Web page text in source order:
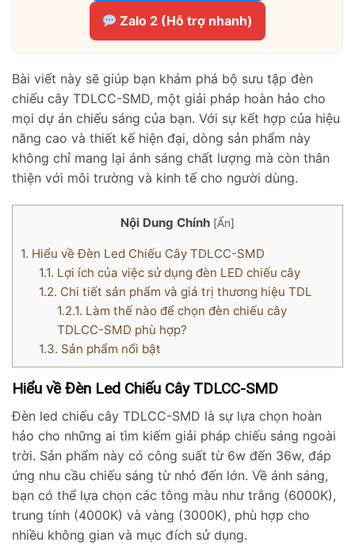
Zalo 2 (Hỗ trợ nhanh)
Bài viết này sẽ giúp bạn khám phá bộ sưu tập đèn
chiếu cây TDLCC-SMD, một giải pháp hoàn hảo cho
mọi dự án chiếu sáng của bạn. Với sự kết hợp của hiệu
năng cao và thiết kế hiện đại, dòng sản phẩm này
không chỉ mang lại ánh sáng chất lượng mà còn thân
thiện với môi trường và kinh tế cho người dùng.
Nội Dung Chính [Ẩn]
1. Hiểu về Đèn Led Chiếu Cây TDLCC-SMD
1.1. Lợi ích của việc sử dụng đèn LED chiếu cây
1.2. Chi tiết sản phẩm và giá trị thương hiệu TDL
1.2.1. Làm thế nào để chọn đèn chiếu cây
TDLCC-SMD phù hợp?
1.3. Sản phẩm nổi bật
Hiểu về Đèn Led Chiếu Cây TDLCC-SMD
Đèn led chiếu cây TDLCC-SMD là sự lựa chọn hoàn
hảo cho những ai tìm kiếm giải pháp chiếu sáng ngoài
trời. Sản phẩm này có công suất từ 6w đến 36w, đáp
ứng nhu cầu chiếu sáng từ nhỏ đến lớn. Về ánh sáng,
bạn có thể lựa chọn các tông màu như trắng (6000K),
trung tính (4000K) và vàng (3000K), phù hợp cho
nhiều không gian và mục đích sử dụng.